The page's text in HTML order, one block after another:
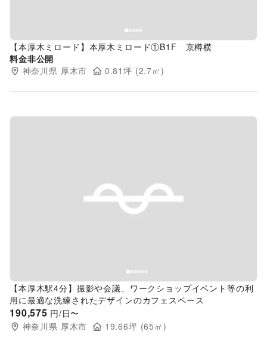
【本厚木ミロード】本厚木ミロード①B1F 京樽横
料金非公開
神奈川県 厚木市 0.81坪 (2.7㎡)
Previous slide
【本厚木駅4分】撮影や会議、ワークショップイベント等の利
用に最適な洗練されたデザインのカフェスペース
190,575 円/日〜
神奈川県 厚木市 19.66坪 (65 ㎡)